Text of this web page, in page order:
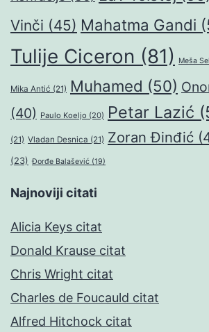
Vinči (45) Mahatma Gandi
Tulije Ciceron (81) Meša
Mika Antić (21) Muhamed (50)
(40) Paulo Koeljo (20) Petar Lazić
(21) Vladan Desnica (21) Zoran Đinđić
(23) Đorđe Balašević (19)
Najnoviji citati
Alicia Keys citat
Donald Krause citat
Chris Wright citat
Charles de Foucauld citat
Alfred Hitchock citat